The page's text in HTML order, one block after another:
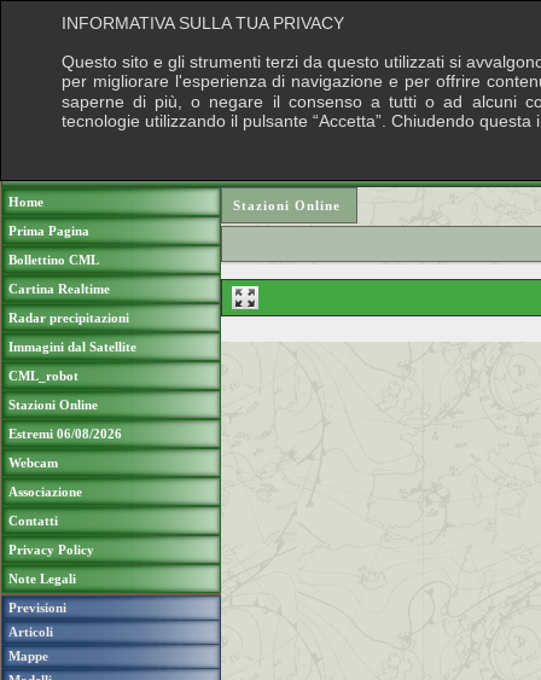
Home
Prima Pagina
Bollettino CML
Cartina Realtime
Radar precipitazioni
Immagini dal Satellite
CML_robot
Stazioni Online
Estremi 06/08/2026
Webcam
Associazione
Contatti
Privacy Policy
Note Legali
Previsioni
Articoli
Mappe
Stazioni Online
INFORMATIVA SULLA TUA PRIVACY
Questo sito e gli strumenti terzi da questo utilizzati si
per migliorare l'esperienza di navigazione e per offrire
saperne di più, o negare il consenso a tutti o ad alcuni
tecnologie utilizzando il pulsante “Accetta”. Chiudendo